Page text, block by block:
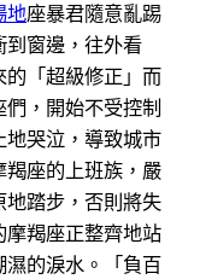
地座暴君隨意亂踢
到窗邊，往外看
「超級修正」而
，開始不受控制
哭泣，導致城市
座的上班族，嚴
踏步，否則將失
羯座正整齊地站
的淚水。「負百